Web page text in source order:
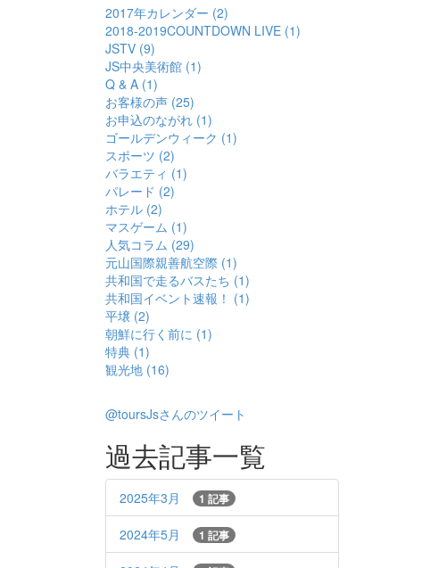
2017年カレンダー (2)
2018-2019COUNTDOWN LIVE (1)
JSTV (9)
JS中央美術館 (1)
Q & A (1)
お客様の声 (25)
お申込のながれ (1)
ゴールデンウィーク (1)
スポーツ (2)
バラエティ (1)
パレード (2)
ホテル (2)
マスゲーム (1)
人気コラム (29)
元山国際親善航空際 (1)
共和国で走るバスたち (1)
共和国イベント速報！ (1)
平壌 (2)
朝鮮に行く前に (1)
特典 (1)
観光地 (16)
@toursJsさんのツイート
過去記事一覧
2025年3月 1 記事
2024年5月 1 記事